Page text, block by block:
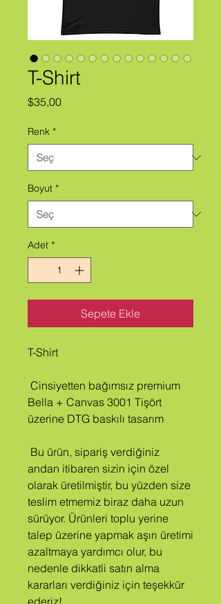
T-Shirt
$35,00Fiyat
Renk *
Boyut *
Adet *
Sepete Ekle
T-Shirt
Bella + Canvas 3001 Tişört
üzerine DTG baskılı tasarım
andan itibaren sizin için özel
olarak üretilmiştir, bu yüzden size
teslim etmemiz biraz daha uzun
sürüyor. Ürünleri toplu yerine
talep üzerine yapmak aşırı üretimi
azaltmaya yardımcı olur, bu
nedenle dikkatli satın alma
kararları verdiğiniz için teşekkür
ederiz!